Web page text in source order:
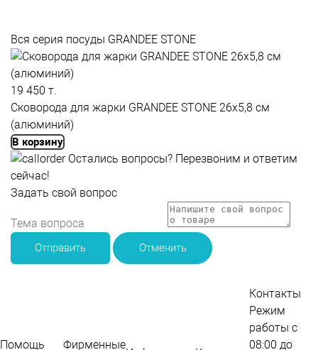
Вся серия посуды GRANDEE STONE
19 450 т.
Сковорода для жарки GRANDEE STONE 26x5,8 см
(алюминий)
В корзину
Остались вопросы? Перезвоним и ответим
сейчас!
Задать свой вопрос
Отправить Отменить
Помощь Фирменные
Контакты
Режим
работы с
08:00 до